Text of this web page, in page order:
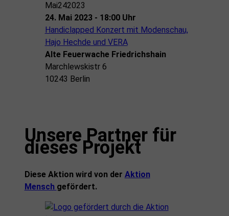
Mai242023
24. Mai 2023 - 18:00 Uhr
Handiclapped Konzert mit Modenschau,
Hajo Hechde und VERA
Alte Feuerwache Friedrichshain
Marchlewskistr 6
10243 Berlin
Unsere Partner für
dieses Projekt
Diese Aktion wird von der Aktion
Mensch gefördert.